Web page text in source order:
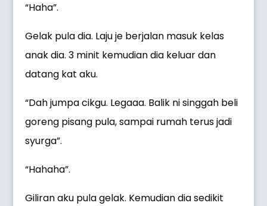
“Haha”.
Gelak pula dia. Laju je berjalan masuk kelas
anak dia. 3 minit kemudian dia keluar dan
datang kat aku.
“Dah jumpa cikgu. Legaaa. Balik ni singgah beli
goreng pisang pula, sampai rumah terus jadi
syurga”.
“Hahaha”.
Giliran aku pula gelak. Kemudian dia sedikit